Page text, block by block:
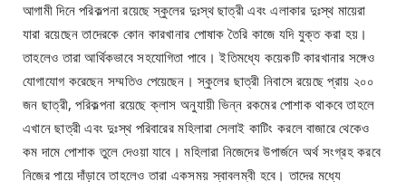
আগামী দিনে পরিকল্পনা রয়েছে স্কুলের দুঃস্থ ছাত্রী এবং এলাকার দুঃস্থ মায়েরা
যারা রয়েছেন তাদেরকে কোন কারখানার পোষাক তৈরি কাজে যদি যুক্ত করা হয়।
তাহলেও তারা আর্থিকভাবে সহযোগিতা পাবে। ইতিমধ্যে কয়েকটি কারখানার সঙ্গেও
যোগাযোগ করেছেন সম্মতিও পেয়েছেন। স্কুলের ছাত্রী নিবাসে রয়েছে প্রায় ২০০
জন ছাত্রী, পরিকল্পনা রয়েছে ক্লাস অনুযায়ী ভিন্ন রকমের পোশাক থাকবে তাহলে
এখানে ছাত্রী এবং দুঃস্থ পরিবারের মহিলারা সেলাই কাটিং করলে বাজারে থেকেও
কম দামে পোশাক তুলে দেওয়া যাবে। মহিলারা নিজেদের উপার্জনে অর্থ সংগ্রহ করবে
নিজের পায়ে দাঁড়াবে তাহলেও তারা একসময় স্বাবলম্বী হবে। তাদের মধ্যে